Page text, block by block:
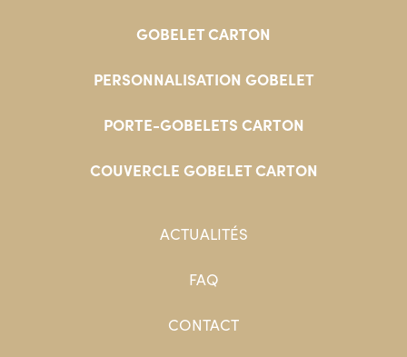
GOBELET CARTON
PERSONNALISATION GOBELET
PORTE-GOBELETS CARTON
COUVERCLE GOBELET CARTON
ACTUALITÉS
FAQ
CONTACT